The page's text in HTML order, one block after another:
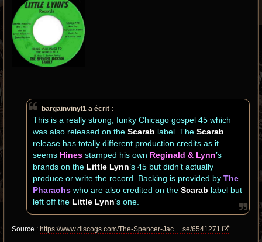
bargainvinyl1 a écrit :
This is a really strong, funky Chicago gospel 45 which
was also released on the Scarab label. The Scarab
release has totally different production credits as it
seems Hines stamped his own Reginald & Lynn’s
brands on the Little Lynn’s 45 but didn’t actually
produce or write the record. Backing is provided by The
Pharaohs who are also credited on the Scarab label but
left off the Little Lynn’s one.
Source : https://www.discogs.com/The-Spencer-Jac ... se/6541271